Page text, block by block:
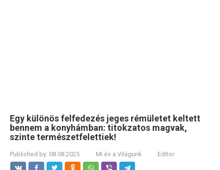
Egy különös felfedezés jeges rémületet keltett
bennem a konyhámban: titokzatos magvak,
szinte természetfelettiek!
Published by: 08.08.2025 Mi és a Világunk Editor